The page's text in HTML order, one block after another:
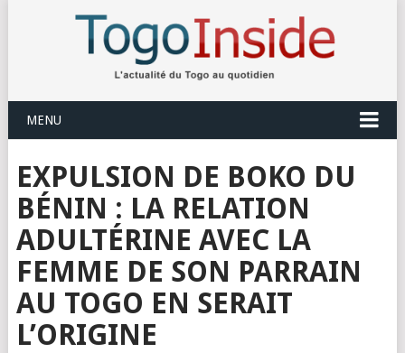
MENU
EXPULSION DE BOKO DU
BÉNIN : LA RELATION
ADULTÉRINE AVEC LA
FEMME DE SON PARRAIN
AU TOGO EN SERAIT
L’ORIGINE